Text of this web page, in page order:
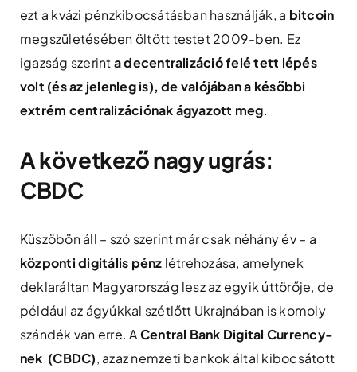
ezt a kvázi pénzkibocsátásban használják, a bitcoin
megszületésében öltött testet 2009-ben. Ez
igazság szerinta decentralizáció felé tett lépés
volt (és az jelenleg is), de valójában a későbbi
extrém centralizációnak ágyazott meg.
A következő nagy ugrás:
CBDC
Küszöbön áll – szó szerint már csak néhány év – a
központi digitális pénz létrehozása, amelynek
deklaráltan Magyarország lesz az egyik úttörője, de
például az ágyúkkal szétlőtt Ukrajnában is komoly
szándék van erre. ACentral Bank Digital Currency-
nek (CBDC), azaz nemzeti bankok által kibocsátott